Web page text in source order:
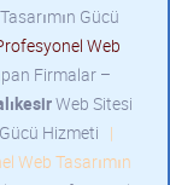
Gücü
Web
Firmalar –
Web Sitesi
Hizmeti |
Web Tasarımın